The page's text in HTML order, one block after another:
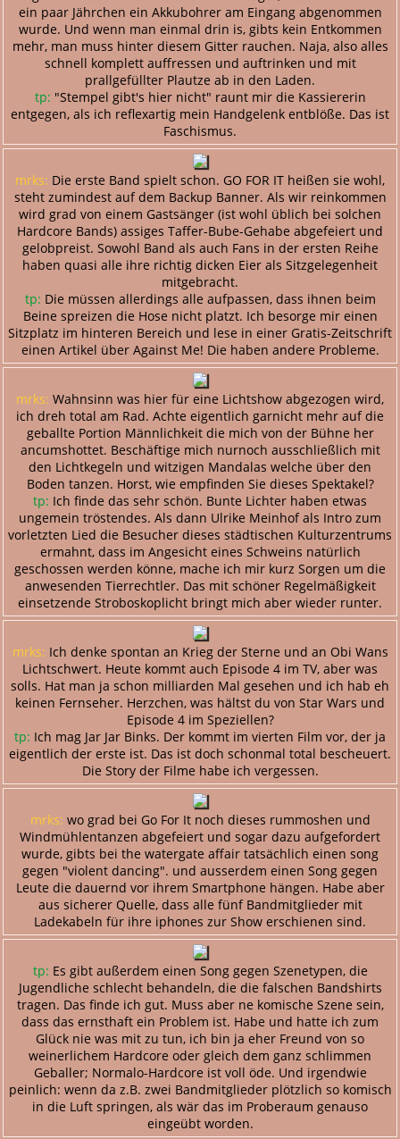
ein paar Jährchen ein Akkubohrer am Eingang abgenommen
wurde. Und wenn man einmal drin is, gibts kein Entkommen
mehr, man muss hinter diesem Gitter rauchen. Naja, also alles
schnell komplett auffressen und auftrinken und mit
prallgefüllter Plautze ab in den Laden.
tp: "Stempel gibt's hier nicht" raunt mir die Kassiererin
entgegen, als ich reflexartig mein Handgelenk entblöße. Das ist
Faschismus.
mrks: Die erste Band spielt schon. GO FOR IT heißen sie wohl,
steht zumindest auf dem Backup Banner. Als wir reinkommen
wird grad von einem Gastsänger (ist wohl üblich bei solchen
Hardcore Bands) assiges Taffer-Bube-Gehabe abgefeiert und
gelobpreist. Sowohl Band als auch Fans in der ersten Reihe
haben quasi alle ihre richtig dicken Eier als Sitzgelegenheit
mitgebracht.
tp: Die müssen allerdings alle aufpassen, dass ihnen beim
Beine spreizen die Hose nicht platzt. Ich besorge mir einen
Sitzplatz im hinteren Bereich und lese in einer Gratis-Zeitschrift
einen Artikel über Against Me! Die haben andere Probleme.
mrks: Wahnsinn was hier für eine Lichtshow abgezogen wird,
ich dreh total am Rad. Achte eigentlich garnicht mehr auf die
geballte Portion Männlichkeit die mich von der Bühne her
ancumshottet. Beschäftige mich nurnoch ausschließlich mit
den Lichtkegeln und witzigen Mandalas welche über den
Boden tanzen. Horst, wie empfinden Sie dieses Spektakel?
tp: Ich finde das sehr schön. Bunte Lichter haben etwas
ungemein tröstendes. Als dann Ulrike Meinhof als Intro zum
vorletzten Lied die Besucher dieses städtischen Kulturzentrums
ermahnt, dass im Angesicht eines Schweins natürlich
geschossen werden könne, mache ich mir kurz Sorgen um die
anwesenden Tierrechtler. Das mit schöner Regelmäßigkeit
einsetzende Stroboskoplicht bringt mich aber wieder runter.
mrks: Ich denke spontan an Krieg der Sterne und an Obi Wans
Lichtschwert. Heute kommt auch Episode 4 im TV, aber was
solls. Hat man ja schon milliarden Mal gesehen und ich hab eh
keinen Fernseher. Herzchen, was hältst du von Star Wars und
Episode 4 im Speziellen?
tp: Ich mag Jar Jar Binks. Der kommt im vierten Film vor, der ja
eigentlich der erste ist. Das ist doch schonmal total bescheuert.
Die Story der Filme habe ich vergessen.
mrks: wo grad bei Go For It noch dieses rummoshen und
Windmühlentanzen abgefeiert und sogar dazu aufgefordert
wurde, gibts bei the watergate affair tatsächlich einen song
gegen "violent dancing". und ausserdem einen Song gegen
Leute die dauernd vor ihrem Smartphone hängen. Habe aber
aus sicherer Quelle, dass alle fünf Bandmitglieder mit
Ladekabeln für ihre iphones zur Show erschienen sind.
tp: Es gibt außerdem einen Song gegen Szenetypen, die
Jugendliche schlecht behandeln, die die falschen Bandshirts
tragen. Das finde ich gut. Muss aber ne komische Szene sein,
dass das ernsthaft ein Problem ist. Habe und hatte ich zum
Glück nie was mit zu tun, ich bin ja eher Freund von so
weinerlichem Hardcore oder gleich dem ganz schlimmen
Geballer; Normalo-Hardcore ist voll öde. Und irgendwie
peinlich: wenn da z.B. zwei Bandmitglieder plötzlich so komisch
in die Luft springen, als wär das im Proberaum genauso
eingeübt worden.